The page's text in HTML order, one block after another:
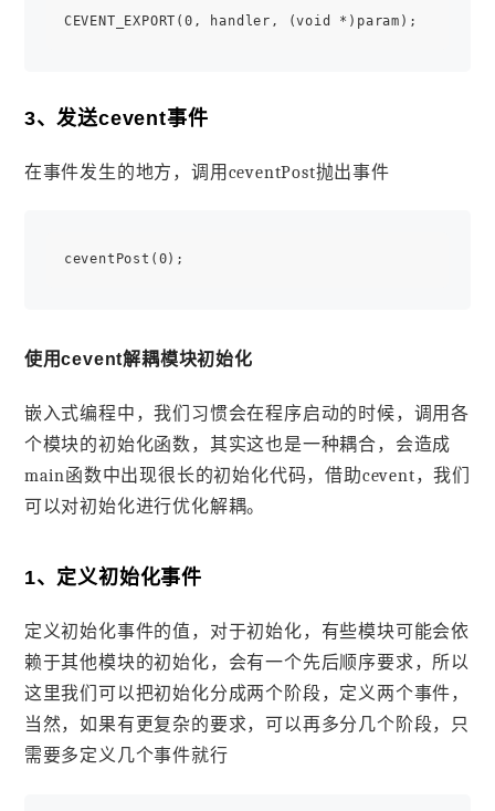
3、发送cevent事件
在事件发生的地方，调用ceventPost抛出事件
使用cevent解耦模块初始化
嵌入式编程中，我们习惯会在程序启动的时候，调用各
个模块的初始化函数，其实这也是一种耦合，会造成
main函数中出现很长的初始化代码，借助cevent，我们
可以对初始化进行优化解耦。
1、定义初始化事件
定义初始化事件的值，对于初始化，有些模块可能会依
赖于其他模块的初始化，会有一个先后顺序要求，所以
这里我们可以把初始化分成两个阶段，定义两个事件，
当然，如果有更复杂的要求，可以再多分几个阶段，只
需要多定义几个事件就行